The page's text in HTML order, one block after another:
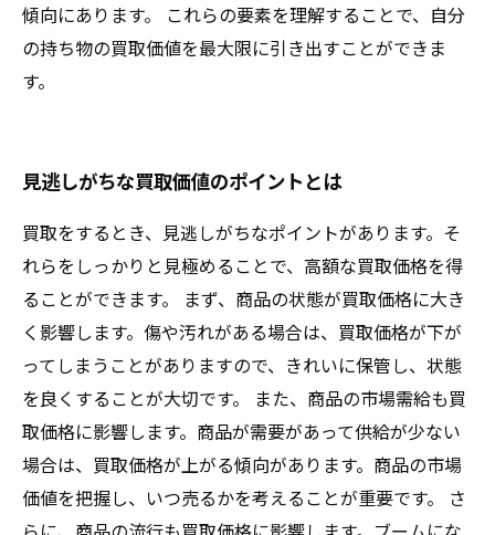
傾向にあります。 これらの要素を理解することで、自分
の持ち物の買取価値を最大限に引き出すことができま
す。
見逃しがちな買取価値のポイントとは
買取をするとき、見逃しがちなポイントがあります。そ
れらをしっかりと見極めることで、高額な買取価格を得
ることができます。 まず、商品の状態が買取価格に大き
く影響します。傷や汚れがある場合は、買取価格が下が
ってしまうことがありますので、きれいに保管し、状態
を良くすることが大切です。 また、商品の市場需給も買
取価格に影響します。商品が需要があって供給が少ない
場合は、買取価格が上がる傾向があります。商品の市場
価値を把握し、いつ売るかを考えることが重要です。 さ